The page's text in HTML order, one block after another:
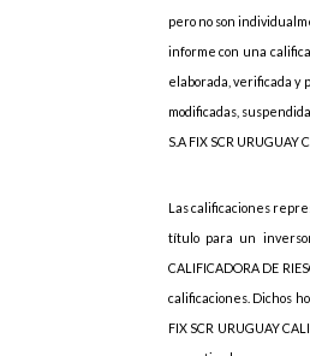
pero no son
informe con una
elaborada, verificada y
modificadas,
S.A FIX SCR
Las calificaciones
título para un
CALIFICADORA DE
calificaciones. Dichos
FIX SCR URUGUAY